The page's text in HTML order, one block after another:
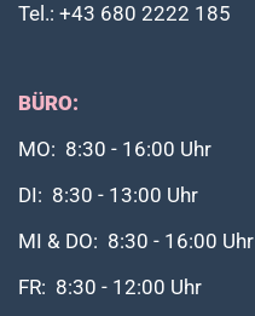
Tel.: +43 680 2222 185
BÜRO:
MO: 8:30 - 16:00 Uhr
DI: 8:30 - 13:00 Uhr
MI & DO: 8:30 - 16:00 Uhr
FR: 8:30 - 12:00 Uhr